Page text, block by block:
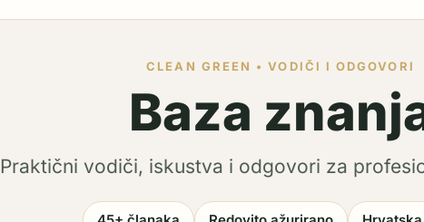
CLEAN GREEN • VODIČI I ODGOVORI
Baza
Praktični vodiči, iskustva i odgovori za